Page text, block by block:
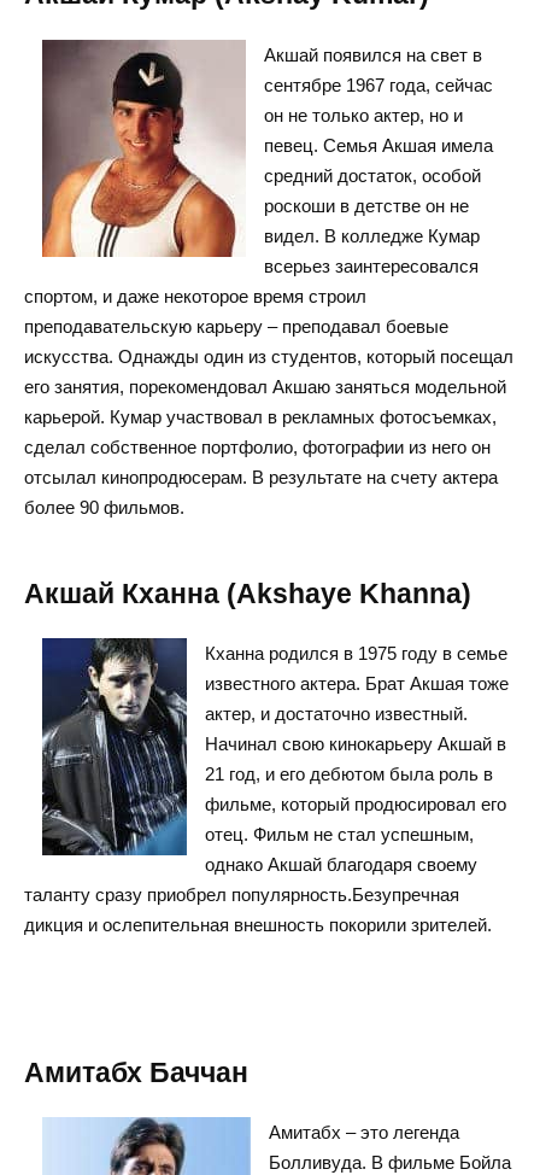
Акшай появился на свет в
сентябре 1967 года, сейчас
он не только актер, но и
певец. Семья Акшая имела
средний достаток, особой
роскоши в детстве он не
видел. В колледже Кумар
всерьез заинтересовался
спортом, и даже некоторое время строил
преподавательскую карьеру – преподавал боевые
искусства. Однажды один из студентов, который посещал
его занятия, порекомендовал Акшаю заняться модельной
карьерой. Кумар участвовал в рекламных фотосъемках,
сделал собственное портфолио, фотографии из него он
отсылал кинопродюсерам. В результате на счету актера
более 90 фильмов.
Акшай Кханна (Akshaye Khanna)
Кханна родился в 1975 году в семье
известного актера. Брат Акшая тоже
актер, и достаточно известный.
Начинал свою кинокарьеру Акшай в
21 год, и его дебютом была роль в
фильме, который продюсировал его
отец. Фильм не стал успешным,
однако Акшай благодаря своему
таланту сразу приобрел популярность.Безупречная
дикция и ослепительная внешность покорили зрителей.
Амитабх Баччан
Амитабх – это легенда
Болливуда. В фильме Бойла